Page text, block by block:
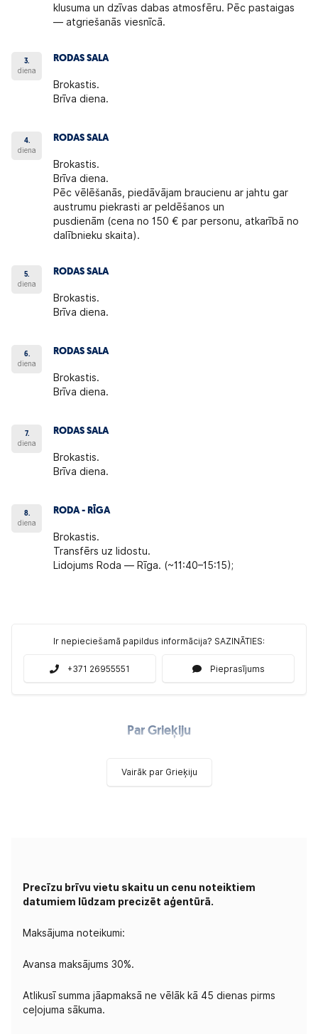
klusuma un dzīvas dabas atmosfēru. Pēc pastaigas
— atgriešanās viesnīcā.
3.
diena
RODAS SALA
Brokastis.
Brīva diena.
4.
diena
RODAS SALA
Brokastis.
Brīva diena.
Pēc vēlēšanās, piedāvājam braucienu ar jahtu gar
austrumu piekrasti ar peldēšanos un
pusdienām (cena no 150 € par personu, atkarībā no
dalībnieku skaita).
5.
diena
RODAS SALA
Brokastis.
Brīva diena.
6.
diena
RODAS SALA
Brokastis.
Brīva diena.
7.
diena
RODAS SALA
Brokastis.
Brīva diena.
8.
diena
RODA - RĪGA
Brokastis.
Transfērs uz lidostu.
Lidojums Roda — Rīga. (~11:40–15:15);
Ir nepieciešamā papildus informācija? SAZINĀTIES:
+371 26955551 Pieprasījums
Par Grieķiju
Vairāk par Grieķiju
Precīzu brīvu vietu skaitu un cenu noteiktiem
datumiem lūdzam precizēt aģentūrā.
Maksājuma noteikumi:
Avansa maksājums 30%.
Atlikusī summa jāapmaksā ne vēlāk kā 45 dienas pirms
ceļojuma sākuma.